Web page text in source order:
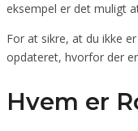
eksempel er det muligt
For at sikre, at du ikke
opdateret, hvorfor der
Hvem er